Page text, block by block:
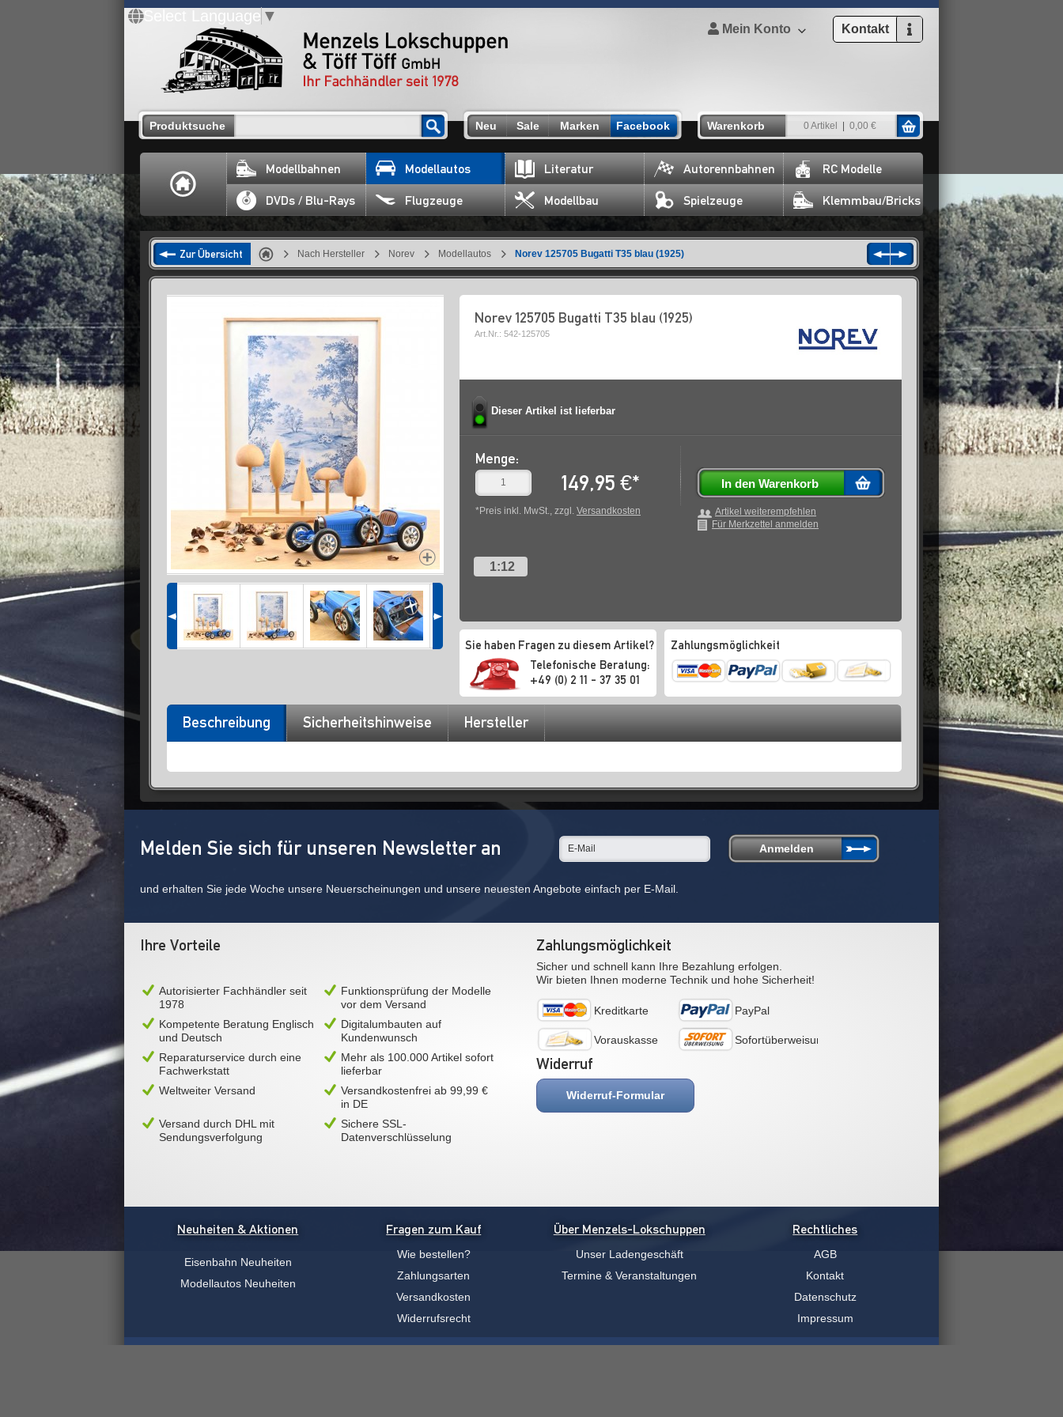
Select Language ▼
Mein Konto Kontakt
Produktsuche Neu Sale Marken Facebook Warenkorb 0 Artikel 0,00 €
Modellbahnen Modellautos Literatur Autorennbahnen RC Modelle
DVDs / Blu-Rays Flugzeuge Modellbau Spielzeuge Klemmbau/Bricks
Zur Übersicht Nach Hersteller Norev Modellautos Norev 125705 Bugatti T35 blau (1925)
Norev 125705 Bugatti T35 blau (1925)
Art.Nr.: 542-125705
Dieser Artikel ist lieferbar
Menge:
149,95 €*
*Preis inkl. MwSt., zzgl. Versandkosten
In den Warenkorb
Artikel weiterempfehlen
Für Merkzettel anmelden
1:12
Sie haben Fragen zu diesem Artikel?
Telefonische Beratung:
+49 (0) 2 11 - 37 35 01
Zahlungsmöglichkeit
Beschreibung Sicherheitshinweise Hersteller
Melden Sie sich für unseren Newsletter an
und erhalten Sie jede Woche unsere Neuerscheinungen und unsere neuesten Angebote einfach per E-Mail.
Ihre Vorteile
Autorisierter Fachhändler seit
1978
Funktionsprüfung der Modelle
vor dem Versand
Kompetente Beratung Englisch
und Deutsch
Digitalumbauten auf
Kundenwunsch
Reparaturservice durch eine
Fachwerkstatt
Mehr als 100.000 Artikel sofort
lieferbar
Weltweiter Versand
Versandkostenfrei ab 99,99 €
in DE
Versand durch DHL mit
Sendungsverfolgung
Sichere SSL-
Datenverschlüsselung
Zahlungsmöglichkeit
Sicher und schnell kann Ihre Bezahlung erfolgen.
Wir bieten Ihnen moderne Technik und hohe Sicherheit!
Kreditkarte PayPal
Vorauskasse Sofortüberweisung
Widerruf
Widerruf-Formular
Neuheiten & Aktionen
Eisenbahn Neuheiten
Modellautos Neuheiten
Fragen zum Kauf
Wie bestellen?
Zahlungsarten
Versandkosten
Widerrufsrecht
Über Menzels-Lokschuppen
Unser Ladengeschäft
Termine & Veranstaltungen
Rechtliches
AGB
Kontakt
Datenschutz
Impressum